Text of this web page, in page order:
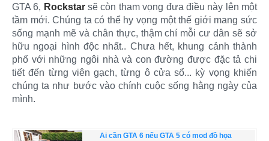
GTA 6, Rockstarsẽ còn tham vọng đưa điều này lên một
tầm mới. Chúng ta có thể hy vọng một thế giới mang sức
sống mạnh mẽ và chân thực, thậm chí mỗi cư dân sẽ sở
hữu ngoại hình độc nhất.. Chưa hết, khung cảnh thành
phố với những ngôi nhà và con đường được đặc tả chi
tiết đến từng viên gạch, từng ô cửa sổ... kỳ vọng khiến
chúng ta như bước vào chính cuộc sống hằng ngày của
mình.
Ai cần GTA 6 nếu GTA 5 có mod đồ họa